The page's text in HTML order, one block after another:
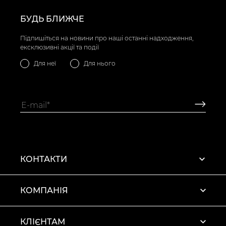
БУДЬ БЛИЖЧЕ
Підпишіться на новини про наші останні надходження,
ексклюзивні акції та події
Для неї Для нього
КОНТАКТИ
КОМПАНІЯ
КЛІЄНТАМ